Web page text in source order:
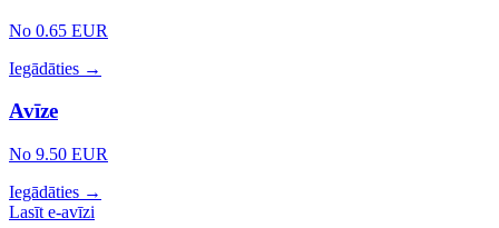
No 0.65 EUR
Iegādāties →
Avīze
No 9.50 EUR
Iegādāties →
Lasīt e-avīzi